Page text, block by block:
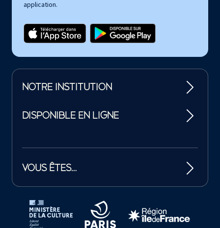
application.
NOTRE INSTITUTION
DISPONIBLE EN LIGNE
VOUS ÊTES…
Tutelles et mécènes de la Philharmonie de Paris